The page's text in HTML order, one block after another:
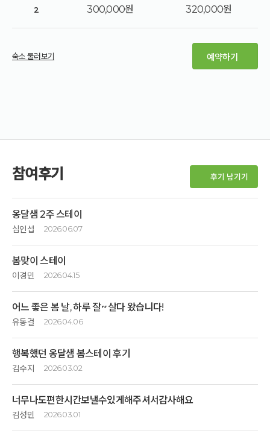
2 300,000원 320,000원
숙소 둘러보기 예약하기
참여후기 후기 남기기
옹달샘 2주 스테이
심인섭 2026.06.07
실제는 밥이 매우 훌륭해서 첫째주에 거의 회복하고 둘째주는 선물 같이
보냈습니다.
역사가 길어서인지, 손님이 많거나 적거나 흔들리지 않는 서비스를
받았습니다. 식당 서빙, 숙소 청소, 로비 정돈, 스파관리 등등에서 흐트러짐
없습니다. 아침지기들은 거리를 두고 늘 살펴주었습니다.
2. 맛있는 음식이 집밥처럼 나옵니다
집밥인데 (생일날 같은) 집밥입니다. 우유는 나오지만 치즈는 안나오고,
사과는 아침마다 꼭 같은 크기와 당도로 나옵니다. 모든 음식이 예상 가능한
맛으로 단 한 가지도 못 먹은 것이 없습니다. 심지어 평소라면 밀어내는
닭죽도 다 먹었습니다.
3. 철학이 다릅니다
봄맞이 스테이
이경민 2026.04.15
서울 청주 진천등 각지에서 도착하여 카페에서 반가움 나누며 차 한잔하고
숙소로 올라왔다
고도원 이사장님의 걷기 명상이 제일 기억에 남는다
산에는 진달래꽃이 피고 옹달샘 흐르는 물 소리 징소리에 맞춰 멈춤하는
순간 간절한 기도,
친구들도 최고의 힐링이었다고 좋아라 하며 귀가 인사를 나눴다.
어느 좋은 봄 날, 하루 잘~ 살다 왔습니다!
유동걸 2026.04.06
침묵과 잠깐멈춤들로 차분해져야 했던 나의 마음은, 계속된
설레임과 가슴 뜀으로 의아해 했었는데... 왜지...?
음악(Music)이 되고 다시 속삭이는 목소리(Voice) 가 된다는
은유는,
후반부 잠깐멈춤 때 작은 개울물 흐르는 소리들이... 너는 이 길을
행복했던 옹달샘 봄스테이 후기
김수지 2026.03.02
깊은산속 옹달샘이 만들어졌다는 소식을 들은 후에도
너무나도편한시간보낼수있게해주셔서감사해요
김성민 2026.03.01